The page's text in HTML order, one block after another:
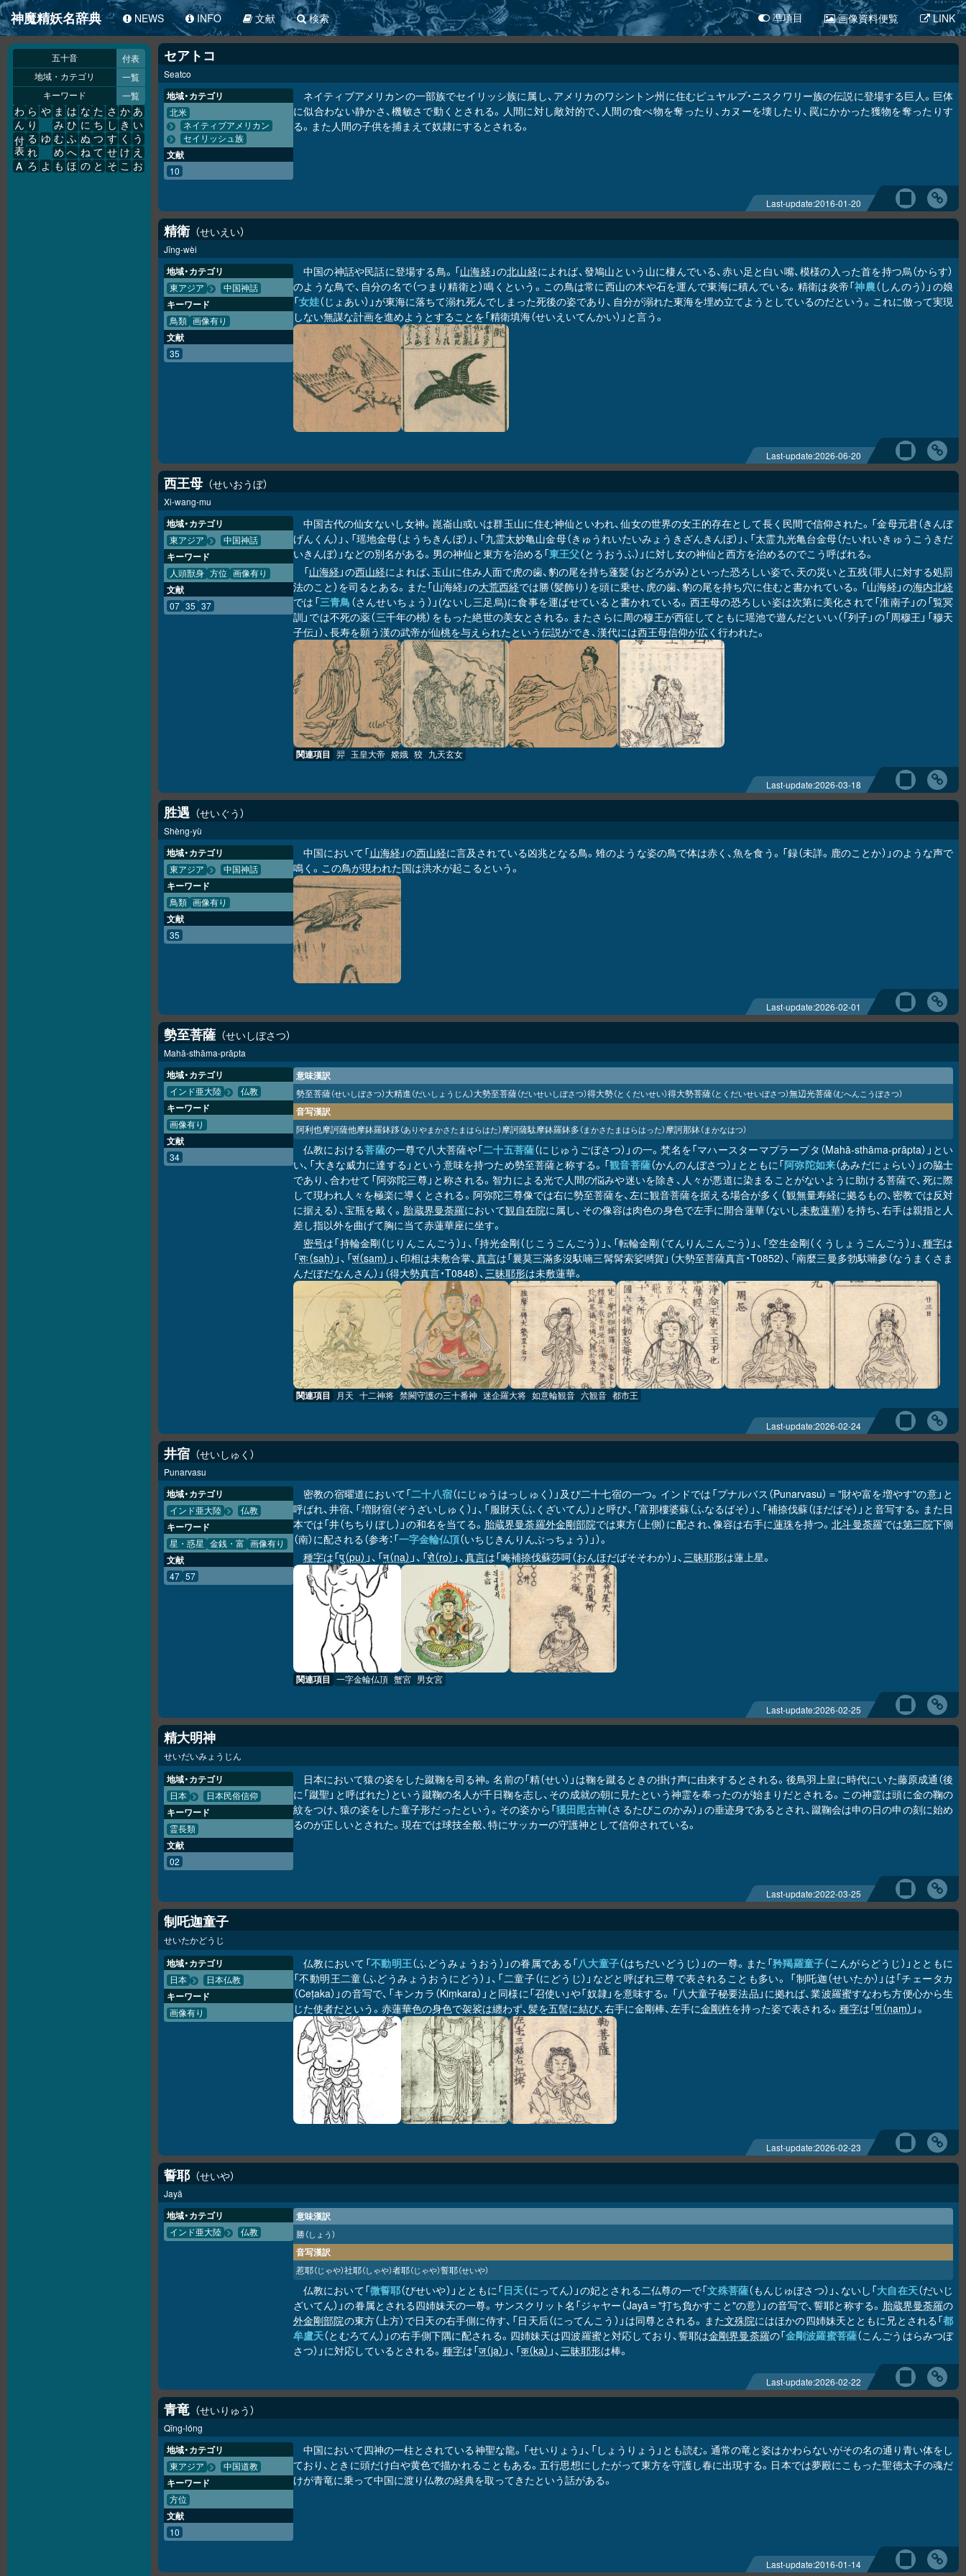
神魔精妖名辞典 NEWS INFO 文献 検索 凖項目 画像資料便覧 LINK
五十音 付表
地域・カテゴリ 一覧
キーワード 一覧
あ
い
う
え
お
か
き
く
け
こ
さ
し
す
せ
そ
た
ち
つ
て
と
な
に
ぬ
ね
の
は
ひ
ふ
へ
ほ
ま
み
む
め
も
や
ゆ
よ
ら
り
る
れ
ろ
わ
ん
付
表
A
セアトコ
Seatco
ネイティブアメリカンの一部族でセイリッシ族に属し、アメリカのワシントン州に住むピュヤルプ・ニスクワリー族の伝説に登場する巨人。巨体
に似合わない静かさ、機敏さで動くとされる。人間に対し敵対的で、人間の食べ物を奪ったり、カヌーを壊したり、罠にかかった獲物を奪ったりす
る。また人間の子供を捕まえて奴隷にするとされる。
地域・カテゴリ
北米
ネイティブアメリカン
セイリッシュ族
文献
10
Last-update:2016-01-20
精衛 せいえい
Jīng-wèi
中国の神話や民話に登場する鳥。「山海経 」の北山経によれば、發鳩山という山に棲んでいる、赤い足と白い嘴、模様の入った首を持つ烏（からす）
のような鳥で、自分の名で（つまり精衛と）鳴くという。この鳥は常に西山の木や石を運んで東海に積んでいる。精衛は炎帝「神農（しんのう）」の娘
「女娃（じょあい）」が東海に落ちて溺れ死んでしまった死後の姿であり、自分が溺れた東海を埋め立てようとしているのだという。これに倣って実現
しない無謀な計画を進めようとすることを「精衛填海（せいえいてんかい）」と言う。
地域・カテゴリ
東アジア 中国神話
キーワード
鳥類 画像有り
文献
35
Last-update:2026-06-20
西王母 せいおうぼ
Xi-wang-mu
中国古代の仙女ないし女神。崑崙山或いは群玉山に住む神仙といわれ、仙女の世界の女王的存在として長く民間で信仰された。「金母元君（きんぼ
げんくん）」、「瑶地金母（ようちきんぼ）」、「九霊太妙亀山金母（きゅうれいたいみょうきざんきんぼ）」、「太霊九光亀台金母（たいれいきゅうこうきだ
いきんぼ）」などの別名がある。男の神仙と東方を治める「東王父（とうおうふ）」に対し女の神仙と西方を治めるのでこう呼ばれる。
「山海経 」の西山経によれば、玉山に住み人面で虎の歯、豹の尾を持ち蓬髪（おどろがみ）といった恐ろしい姿で、天の災いと五残（罪人に対する処罰
法のこと）を司るとある。また「山海経」の大荒西経では勝（髪飾り）を頭に乗せ、虎の歯、豹の尾を持ち穴に住むと書かれている。「山海経」の海内北経
では「三青鳥 （さんせいちょう）」(ないし三足烏)に食事を運ばせていると書かれている。西王母の恐ろしい姿は次第に美化されて「淮南子」の「覧冥
訓」では不死の薬（三千年の桃）をもった絶世の美女とされる。またさらに周の穆王が西征してともに瑶池で遊んだといい（「列子」の「周穆王」「穆天
子伝」）、長寿を願う漢の武帝が仙桃を与えられたという伝説ができ、漢代には西王母信仰が広く行われた。
関連項目 羿 玉皇大帝 嫦娥 狡 九天玄女
地域・カテゴリ
東アジア 中国神話
キーワード
人頭獣身 方位 画像有り
文献
07 35 37
Last-update:2026-03-18
胜遇 せいぐう
Shèng-yù
中国において「山海経 」の西山経に言及されている凶兆となる鳥。雉のような姿の鳥で体は赤く、魚を食う。「録（未詳。鹿のことか）」のような声で
鳴く。この鳥が現われた国は洪水が起こるという。
地域・カテゴリ
東アジア 中国神話
キーワード
鳥類 画像有り
文献
35
Last-update:2026-02-01
勢至菩薩 せいしぼさつ
Mahā-sthāma-prāpta
意味漢訳
勢至菩薩（せいしぼさつ）大精進（だいしょうじん）大勢至菩薩（だいせいしぼさつ）得大勢（とくだいせい）得大勢菩薩（とくだいせいぼさつ）無辺光菩薩（むへんこうぼさつ）
音写漢訳
阿利也摩訶薩他摩鉢羅鉢跢（ありやまかさたまはらはた）摩訶薩駄摩鉢羅鉢多（まかさたまはらはった）摩訶那鉢（まかなはつ）
仏教における菩薩の一尊で八大菩薩や「二十五菩薩（にじゅうごぼさつ）」の一。梵名を「マハースターマプラープタ（Mahā-sthāma-prāpta）」とい
い、「大きな威力に達する」という意味を持つため勢至菩薩と称する。「観音菩薩（かんのんぼさつ）」とともに「阿弥陀如来（あみだにょらい）」の脇士
であり、合わせて「阿弥陀三尊」と称される。智力による光で人間の悩みや迷いを除き、人々が悪道に染まることがないように助ける菩薩で、死に際
して現われ人々を極楽に導くとされる。阿弥陀三尊像では右に勢至菩薩を、左に観音菩薩を据える場合が多く（観無量寿経に拠るもの、密教では反対
に据える）、宝瓶を戴く。 胎蔵界曼荼羅において観自在院に属し、その像容は肉色の身色で左手に開合蓮華（ないし未敷蓮華）を持ち、右手は親指と人
差し指以外を曲げて胸に当て赤蓮華座に坐す。
密号は「持輪金剛（じりんこんごう）」、「持光金剛（じこうこんごう）」、「転輪金剛（てんりんこんごう）」、「空生金剛（くうしょうこんごう）」、種字は
「सः（saḥ） 」、「सं（saṃ） 」、印相は未敷合掌、真言は「曩莫三滿多沒馱喃三髯髯索娑嚩賀」（大勢至菩薩真言・T0852）、「南麼三曼多勃馱喃參（なうまくさま
んだぼだなんさん）」（得大勢真言・T0848）、三昧耶形は未敷蓮華。
関連項目 月天 十二神将 禁闕守護の三十番神 迷企羅大将 如意輪観音 六観音 都市王
地域・カテゴリ
インド亜大陸 仏教
キーワード
画像有り
文献
34
Last-update:2026-02-24
井宿 せいしゅく
Punarvasu
密教の宿曜道において「二十八宿（にじゅうはっしゅく）」及び二十七宿の一つ。インドでは「プナルバス（Punarvasu）＝"財や富を増やす"の意」と
呼ばれ、井宿、「増財宿（ぞうざいしゅく）」、「服財天（ふくざいてん）」と呼び、「富那樓婆蘇（ふなるばそ）」、「補捺伐蘇（ほだばそ）」と音写する。また日
本では「井（ちちりぼし）」の和名を当てる。 胎蔵界曼荼羅外金剛部院では東方（上側）に配され、像容は右手に蓮珠を持つ。北斗曼荼羅では第三院下側
（南）に配される（参考：「一字金輪仏頂（いちじきんりんぶっちょう）」）。
種字は「पु（pu） 」、「न（na） 」、「रो（ro） 」、真言は「唵補捺伐蘇莎呵（おんほだばそそわか）」、三昧耶形は蓮上星。
関連項目 一字金輪仏頂 蟹宮 男女宮
地域・カテゴリ
インド亜大陸 仏教
キーワード
星・惑星 金銭・富 画像有り
文献
47 57
Last-update:2026-02-25
精大明神
せいだいみょうじん
日本において猿の姿をした蹴鞠を司る神。名前の「精（せい）」は鞠を蹴るときの掛け声に由来するとされる。後鳥羽上皇に時代にいた藤原成通（後
に「蹴聖」と呼ばれた）という蹴鞠の名人が千日鞠を志し、その成就の朝に見たという神霊を奉ったのが始まりだとされる。この神霊は頭に金の鞠の
紋をつけ、猿の姿をした童子形だったという。その姿から「猨田毘古神（さるたびこのかみ）」の垂迹身であるとされ、蹴鞠会は申の日の申の刻に始め
るのが正しいとされた。現在では球技全般、特にサッカーの守護神として信仰されている。
地域・カテゴリ
日本 日本民俗信仰
キーワード
霊長類
文献
02
Last-update:2022-03-25
制吒迦童子
せいたかどうじ
仏教において「不動明王（ふどうみょうおう）」の眷属である「八大童子（はちだいどうじ）」の一尊。また「矜羯羅童子（こんがらどうじ）」とともに
「不動明王二童（ふどうみょうおうにどう）」、「二童子（にどうじ）」などと呼ばれ三尊で表されることも多い。 「制吒迦（せいたか）」は「チェータカ
（Ceṭaka）」の音写で、「キンカラ（Kiṃkara）」と同様に「召使い」や「奴隷」を意味する。「八大童子秘要法品」に拠れば、業波羅蜜すなわち方便心から生
じた使者だという。赤蓮華色の身色で袈裟は纏わず、髪を五髻に結び、右手に金剛棒、左手に金剛杵を持った姿で表される。 種字は「णं（ṇaṃ） 」。
地域・カテゴリ
日本 日本仏教
キーワード
画像有り
Last-update:2026-02-23
誓耶 せいや
Jayā
意味漢訳
勝（しょう）
音写漢訳
惹耶（じゃや）社耶（しゃや）者耶（じゃや）誓耶（せいや）
仏教において「微誓耶（びせいや）」とともに「日天（にってん）」の妃とされる二仏尊の一で「文殊菩薩（もんじゅぼさつ）」、ないし「大自在天（だいじ
ざいてん）」の眷属とされる四姉妹天の一尊。サンスクリット名「ジャヤー（Jayā＝"打ち負かすこと"の意）」の音写で、誓耶と称する。 胎蔵界曼荼羅の
外金剛部院の東方（上方）で日天の右手側に侍す、「日天后（にってんこう）」は同尊とされる。また文殊院にはほかの四姉妹天とともに兄とされる「都
牟盧天（とむろてん）」の右手側下隅に配される。四姉妹天は四波羅蜜と対応しており、誓耶は金剛界曼荼羅の「金剛波羅蜜菩薩（こんごうはらみつぼ
さつ）」に対応しているとされる。 種字は「ज（ja） 」、「क（ka） 」、三昧耶形は棒。
地域・カテゴリ
インド亜大陸 仏教
Last-update:2026-02-22
青竜 せいりゅう
Qīng-lóng
中国において四神の一柱とされている神聖な龍。「せいりょう」、「しょうりょう」とも読む。通常の竜と姿はかわらないがその名の通り青い体をし
ており、ときに頭だけ白や黄色で描かれることもある。五行思想にしたがって東方を守護し春に出現する。日本では夢殿にこもった聖徳太子の魂だ
けが青竜に乗って中国に渡り仏教の経典を取ってきたという話がある。
地域・カテゴリ
東アジア 中国道教
キーワード
方位
文献
10
Last-update:2016-01-14